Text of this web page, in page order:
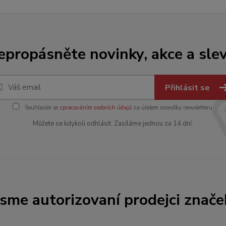
novinky, akce a
Přihlásit se
Souhlasím se zpracováním osobních údajůza účelem rozesílky newsletteru.
Můžete se kdykoli odhlásit. Zasíláme jednou za 14 dní.
autorizovaní prodejci